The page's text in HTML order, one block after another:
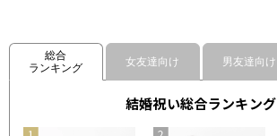
総合
ランキング
女友達向け 男友達向け
結婚祝い総合ランキング